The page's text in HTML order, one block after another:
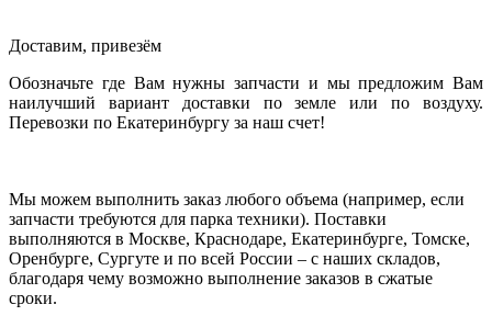
Доставим, привезём
Обозначьте где Вам нужны запчасти и мы предложим Вам
наилучший вариант доставки по земле или по воздуху.
Перевозки по Екатеринбургу за наш счет!
Мы можем выполнить заказ любого объема (например, если
запчасти требуются для парка техники). Поставки
выполняются в Москве, Краснодаре, Екатеринбурге, Томске,
Оренбурге, Сургуте и по всей России – с наших складов,
благодаря чему возможно выполнение заказов в сжатые
сроки.